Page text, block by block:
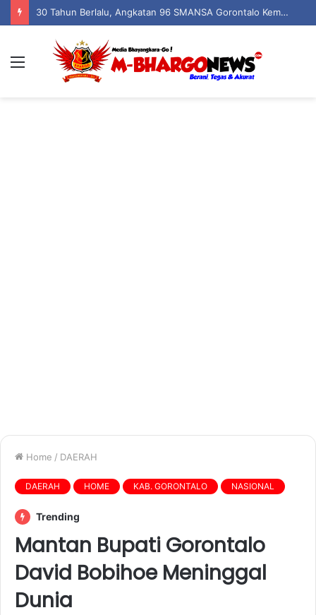
30 Tahun Berlalu, Angkatan 96 SMANSA Gorontalo Kembali Bersatu: Nostalgia, Tawa, dan Kenangan dalam Reuni Akbar
Home / DAERAH
DAERAH HOME KAB. GORONTALO NASIONAL
Trending
Mantan Bupati Gorontalo
David Bobihoe Meninggal
Dunia